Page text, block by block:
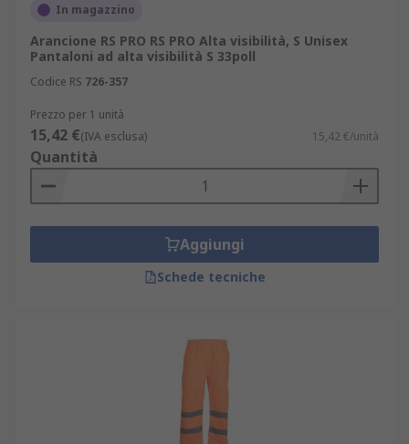
In magazzino
Arancione RS PRO RS PRO Alta visibilità, S Unisex
Pantaloni ad alta visibilità S 33poll
Codice RS 726-357
Prezzo per 1 unità
15,42 €(IVA esclusa) 15,42 €/unità
Quantità
Aggiungi
Schede tecniche